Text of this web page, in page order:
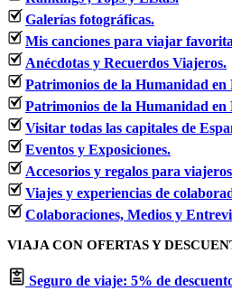
Galerías fotográficas.
Mis canciones para viajar
Anécdotas y Recuerdos Viajeros.
Patrimonios de la Humanidad en
Patrimonios de la Humanidad en
Visitar todas las capitales de
Eventos y Exposiciones.
Accesorios y regalos para
Viajes y experiencias de
Colaboraciones, Medios y
VIAJA CON OFERTAS Y
Seguro de viaje: 5% de